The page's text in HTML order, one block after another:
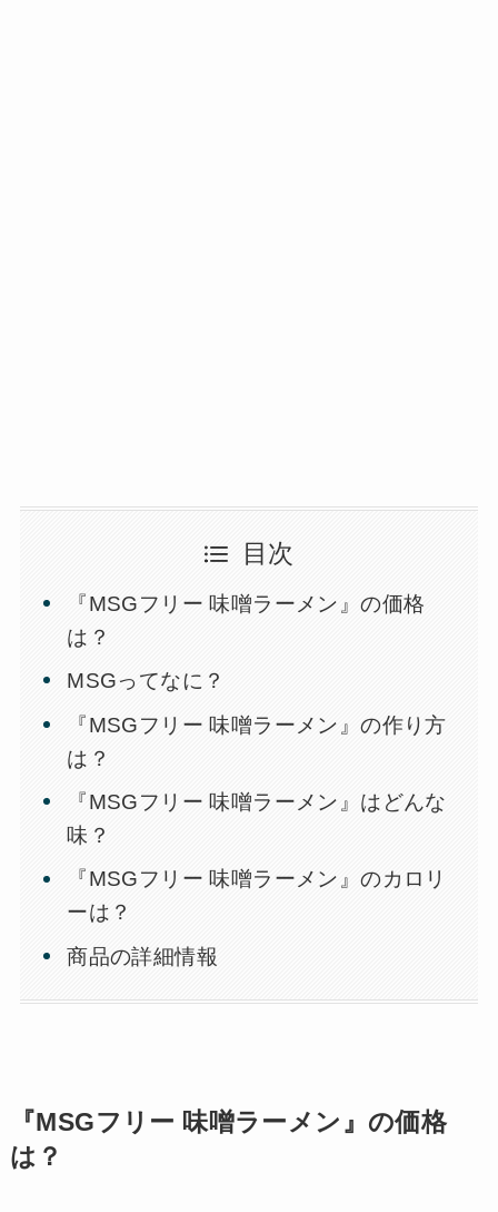
目次
『MSGフリー 味噌ラーメン』の価格
は？
MSGってなに？
『MSGフリー 味噌ラーメン』の作り方
は？
『MSGフリー 味噌ラーメン』はどんな
味？
『MSGフリー 味噌ラーメン』のカロリ
ーは？
商品の詳細情報
『MSGフリー 味噌ラーメン』の価格
は？